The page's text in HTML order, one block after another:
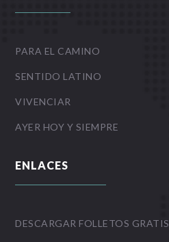
PARA EL CAMINO
SENTIDO LATINO
VIVENCIAR
AYER HOY Y SIEMPRE
ENLACES
DESCARGAR FOLLETOS GRATIS